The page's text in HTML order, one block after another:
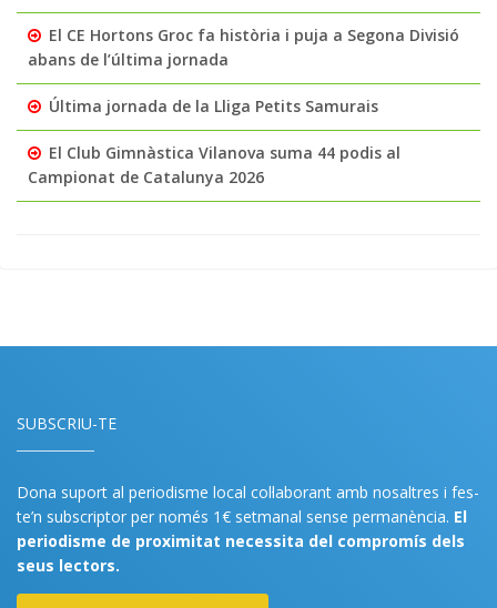
El CE Hortons Groc fa història i puja a Segona Divisió
abans de l’última jornada
Última jornada de la Lliga Petits Samurais
El Club Gimnàstica Vilanova suma 44 podis al
Campionat de Catalunya 2026
SUBSCRIU-TE
Dona suport al periodisme local col·laborant amb nosaltres i fes-
te’n subscriptor per només 1€ setmanal sense permanència. El
periodisme de proximitat necessita del compromís dels
seus lectors.